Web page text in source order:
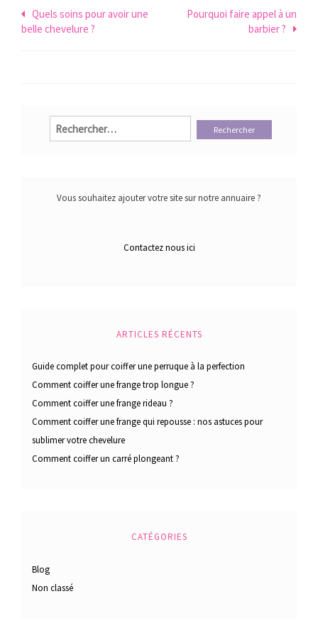
Navigation
de
Quels soins pour avoir une
belle chevelure ?
Pourquoi faire appel à un
barbier ?
Rechercher :
Vous souhaitez ajouter votre site sur notre annuaire ?
Contactez nous ici
ARTICLES RÉCENTS
Guide complet pour coiffer une perruque à la perfection
Comment coiffer une frange trop longue ?
Comment coiffer une frange rideau ?
Comment coiffer une frange qui repousse : nos astuces pour
sublimer votre chevelure
Comment coiffer un carré plongeant ?
CATÉGORIES
Blog
Non classé